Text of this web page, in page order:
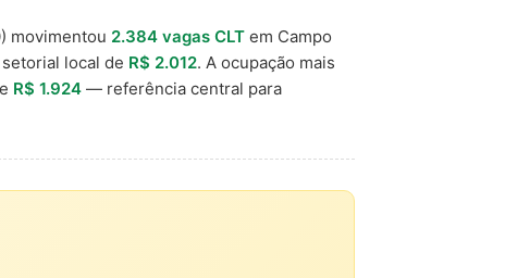
movimentou 2.384 vagas CLT em Campo
local de R$ 2.012. A ocupação mais
R$ 1.924 — referência central para